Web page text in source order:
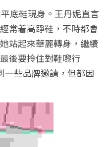
底鞋現身。王丹妮直言
常着高踭鞋，不時都會
站起來華麗轉身，繼續
後要拎住對鞋嚟行
一些品牌邀請，但都因